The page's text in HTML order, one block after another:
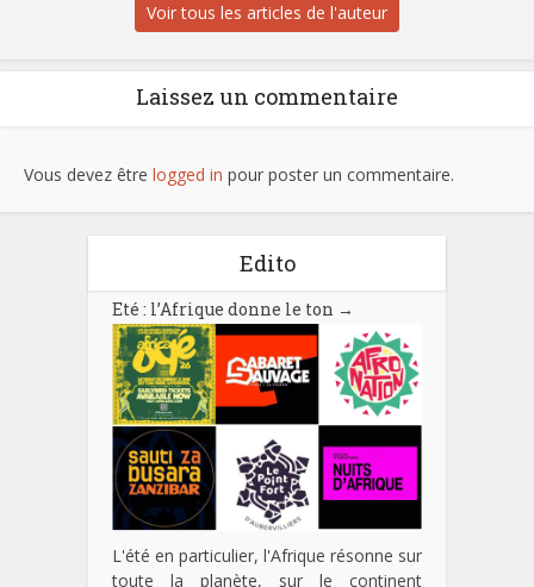
Voir tous les articles de l'auteur
Laissez un commentaire
Vous devez être logged in pour poster un commentaire.
Edito
Eté : l’Afrique donne le ton →
L'été en particulier, l'Afrique résonne sur
toute la planète, sur le continent